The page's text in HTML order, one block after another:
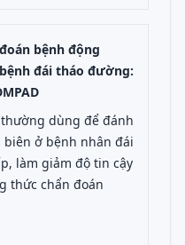
bệnh động
đái tháo đường:
dùng để đánh
ở bệnh nhân đái
làm giảm độ tin cậy
thức chẩn đoán